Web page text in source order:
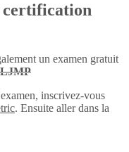
certification
un examen gratuit
inscrivez-vous
. Ensuite aller dans la